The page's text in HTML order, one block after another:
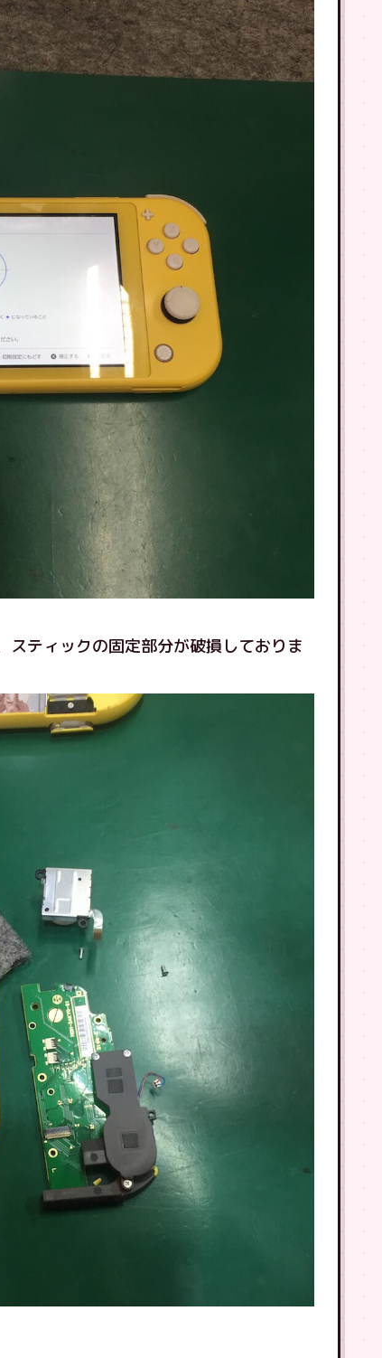
ティックの固定部分が破損しておりま